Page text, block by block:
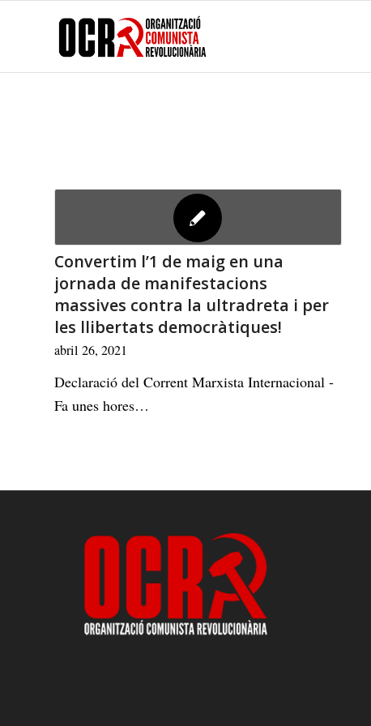
Convertim l’1 de maig en una
jornada de manifestacions
massives contra la ultradreta i per
les llibertats democràtiques!
abril 26, 2021
Declaració del Corrent Marxista Internacional -
Fa unes hores…